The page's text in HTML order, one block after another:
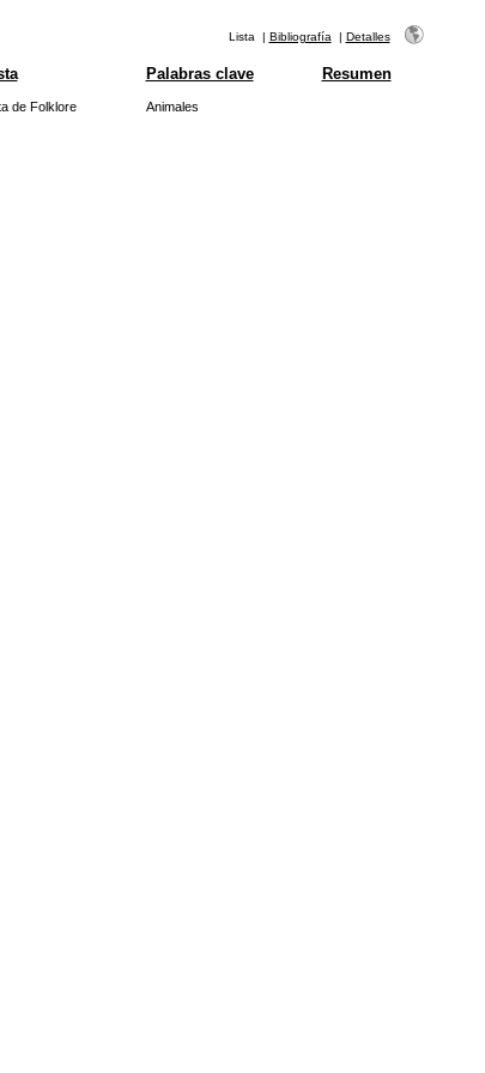
Lista | Bibliografía | Detalles
Palabras clave Resumen
de Folklore Animales